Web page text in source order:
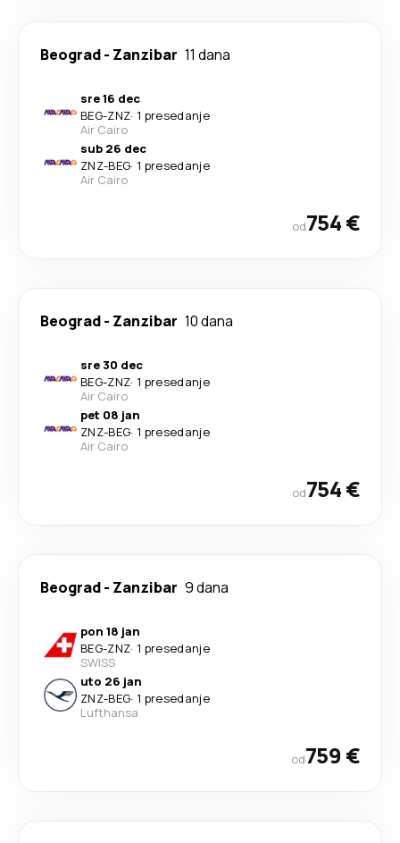
Beograd- Zanzibar 11 dana
sre 16 dec
BEG-ZNZ· 1 presedanje
Air Cairo
sub 26 dec
ZNZ-BEG· 1 presedanje
Air Cairo
od754 €
Beograd- Zanzibar 10 dana
sre 30 dec
BEG-ZNZ· 1 presedanje
Air Cairo
pet 08 jan
ZNZ-BEG· 1 presedanje
Air Cairo
od754 €
Beograd- Zanzibar 9 dana
pon 18 jan
BEG-ZNZ· 1 presedanje
SWISS
uto 26 jan
ZNZ-BEG· 1 presedanje
Lufthansa
od759 €